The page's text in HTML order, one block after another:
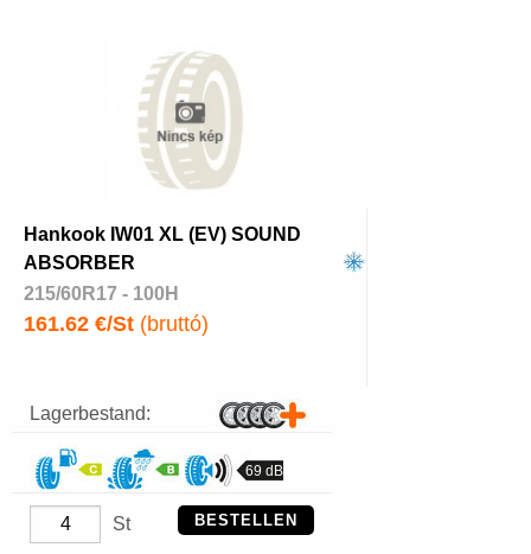
Hankook IW01 XL (EV) SOUND
ABSORBER
215/60R17 - 100H
161.62 €/St (bruttó)
Lagerbestand:
69 dB
St BESTELLEN